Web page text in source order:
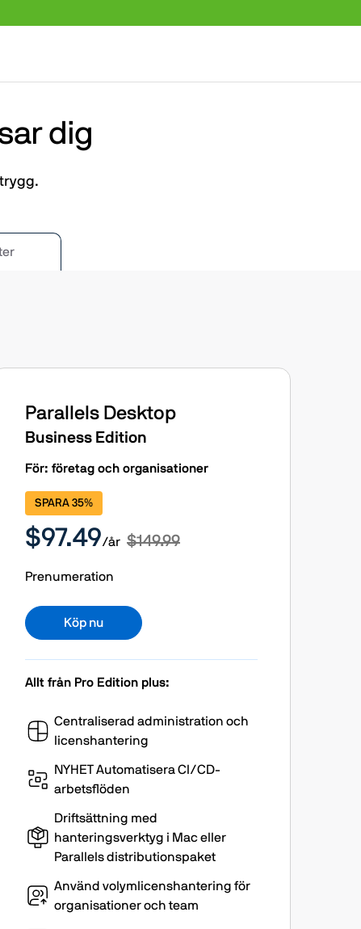
dig
Parallels Desktop
Business Edition
För: företag och organisationer
SPARA 35%
$97.49/år $149.99
Prenumeration
Köp nu
Allt från Pro Edition plus:
Centraliserad administration och
licenshantering
NYHET Automatisera CI/CD-
arbetsflöden
Driftsättning med
hanteringsverktyg i Mac eller
Parallels distributionspaket
Använd volymlicenshantering för
organisationer och team